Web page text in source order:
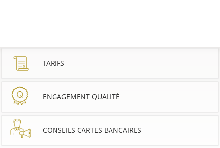
TARIFS
ENGAGEMENT QUALITÉ
CONSEILS CARTES BANCAIRES